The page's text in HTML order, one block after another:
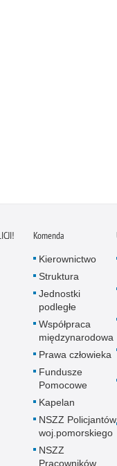
Komenda
Kierownictwo
Struktura
Jednostki
podległe
Współpraca
międzynarodowa
Prawa człowieka
Fundusze
Pomocowe
Kapelan
NSZZ Policjantów
woj.pomorskiego
NSZZ
Pracowników